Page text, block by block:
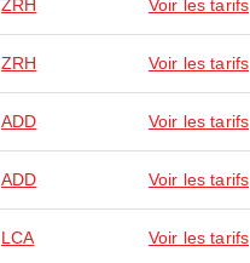
ZRH Voir les tarifs
ZRH Voir les tarifs
ADD Voir les tarifs
ADD Voir les tarifs
LCA Voir les tarifs